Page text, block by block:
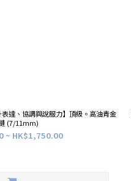
達、協調與說服力】頂級。高油青金
(7/11mm)
~ HK$1,750.00